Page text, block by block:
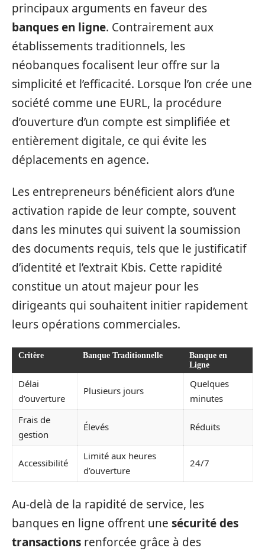
principaux arguments en faveur des
banques en ligne. Contrairement aux
établissements traditionnels, les
néobanques focalisent leur offre sur la
simplicité et l’efficacité. Lorsque l’on crée une
société comme une EURL, la procédure
d’ouverture d’un compte est simplifiée et
entièrement digitale, ce qui évite les
déplacements en agence.
Les entrepreneurs bénéficient alors d’une
activation rapide de leur compte, souvent
dans les minutes qui suivent la soumission
des documents requis, tels que le justificatif
d’identité et l’extrait Kbis. Cette rapidité
constitue un atout majeur pour les
dirigeants qui souhaitent initier rapidement
leurs opérations commerciales.
Critère Banque Traditionnelle
Banque en
Ligne
Délai
d’ouverture
Plusieurs jours
Quelques
minutes
Frais de
gestion
Élevés Réduits
Accessibilité
Limité aux heures
d’ouverture
24/7
Au-delà de la rapidité de service, les
banques en ligne offrent une sécurité des
transactions renforcée grâce à des